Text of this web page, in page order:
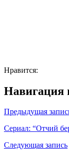
Нравится:
Навигация
Предыдущая
Сериал: “Отчий
Следующая запись